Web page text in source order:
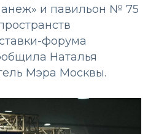
и павильон № 75
форума
Наталья
Мэра Москвы.